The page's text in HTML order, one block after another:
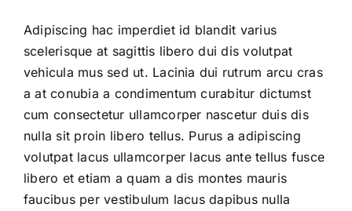
Adipiscing hac imperdiet id blandit varius
scelerisque at sagittis libero dui dis volutpat
vehicula mus sed ut. Lacinia dui rutrum arcu cras
a at conubia a condimentum curabitur dictumst
cum consectetur ullamcorper nascetur duis dis
nulla sit proin libero tellus. Purus a adipiscing
volutpat lacus ullamcorper lacus ante tellus fusce
libero et etiam a quam a dis montes mauris
faucibus per vestibulum lacus dapibus nulla